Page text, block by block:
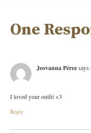
One
Jeovanna Pérez says:
I loved your outfit <3
Reply